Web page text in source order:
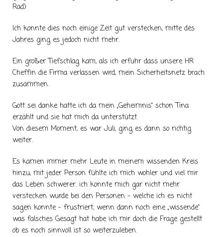
Rad)
Ich konnte dies noch einige Zeit gut verstecken, mitte des
Jahres ging es jedoch nicht mehr.
Ein großer Tiefschlag kam, als ich erfuhr dass unsere HR
Cheffin die Firma verlassen wird, mein Sicherheitsnetz brach
zusammen.
Gott sei danke hatte ich da mein „Geheimnis“ schon Tina
erzählt und sie hat mich da unterstützt.
Von diesem Moment, es war Juli, ging es dann so richtig
weiter.
Es kamen immer mehr Leute in meinem wissenden Kreis
hinzu, mit jeder Person fühlte ich mich wohler und viel mir
das Leben schwerer. ich konnte mich gar nicht mehr
verstecken wurde bei den Personen – welche ich es nicht
sagen konnte – frustriert, wenn dann noch eine „wissende“
was falsches Gesagt hat habe ich mir doch die Frage gestellt
ob es noch sinnvoll ist so weiterzuleben.